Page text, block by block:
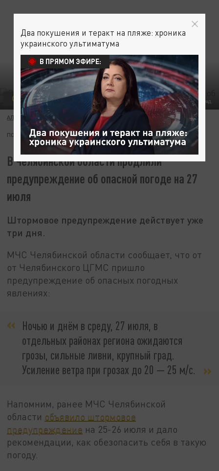
ФОТО: ЦАРЬГРАД.
ОБЩЕСТВО
АЛЛА МИХАЙЛОВА 26 ИЮЛЯ 15:04
ПОДПИШИТЕСЬ:
В Челябинской области продлили
предупреждение об опасной погоде на 27
июля
Штормовое предупреждение действует уже
три дня.
МЧС Челябинской области сообщает, что от
от Челябинского ЦГМС пришло
предупреждение об опасных погодных
явлениях:
Ночью и днём в среду, 27 июля, в
отдельных районах региона ожидаются
грозы, сильные ливни, крупный град.
Усиление ветра при грозах до 20 — 25 м/с.
Напомним, ранее МЧС Челябинской
области объявило штормовое
предупреждение на 25-26 июля и дало
рекомендации, как обезопасить себя в такую
погоду.
Два покушения и теракт на пляже: хроника
украинского ультиматума
В ПРЯМОМ ЭФИРЕ: